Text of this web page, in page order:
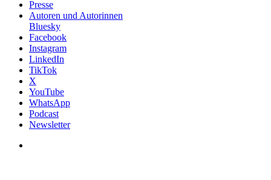
Presse
Autoren und Autorinnen
Bluesky
Facebook
Instagram
LinkedIn
TikTok
X
YouTube
WhatsApp
Podcast
Newsletter